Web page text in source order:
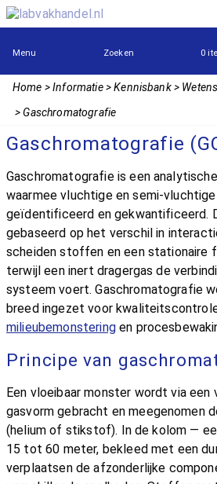
Menu Zoeken 0
Home Informatie Kennisbank
Gaschromatografie
Gaschromatografie
Gaschromatografie is een
waarmee vluchtige en semi-
geïdentificeerd en gekwantificeerd.
gebaseerd op het verschil in
scheiden stoffen en een stationaire
terwijl een inert dragergas de
systeem voert. Gaschromatografie
breed ingezet voor
milieubemonsteringen
Principe van
Een vloeibaar monster wordt via een
gasvorm gebracht en meegenomen
(helium of stikstof). In de kolom —
15 tot 60 meter, bekleed met een
verplaatsen de afzonderlijke